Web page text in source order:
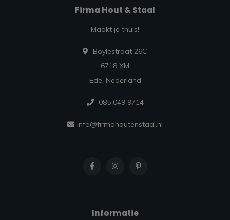
Firma Hout & Staal
Maakt je thuis!
Boylestraat 26C
6718 XM
Ede, Nederland
085 049 9714
info@firmahoutenstaal.nl
Informatie